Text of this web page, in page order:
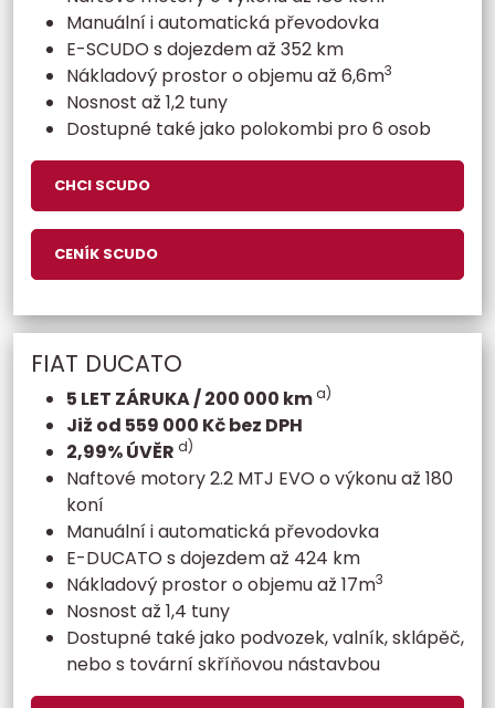
Manuální i automatická převodovka
E-SCUDO s dojezdem až 352 km
Nákladový prostor o objemu až 6,6m3
Nosnost až 1,2 tuny
Dostupné také jako polokombi pro 6 osob
CHCI SCUDO
CENÍK SCUDO
FIAT DUCATO
5 LET ZÁRUKA / 200 000 kma)
Již od 559 000 Kč bez DPH
2,99% ÚVĚR d)
Naftové motory 2.2 MTJ EVO o výkonu až 180
koní
Manuální i automatická převodovka
E-DUCATO s dojezdem až 424 km
Nákladový prostor o objemu až 17m3
Nosnost až 1,4 tuny
Dostupné také jako podvozek, valník, sklápěč,
nebo s tovární skříňovou nástavbou